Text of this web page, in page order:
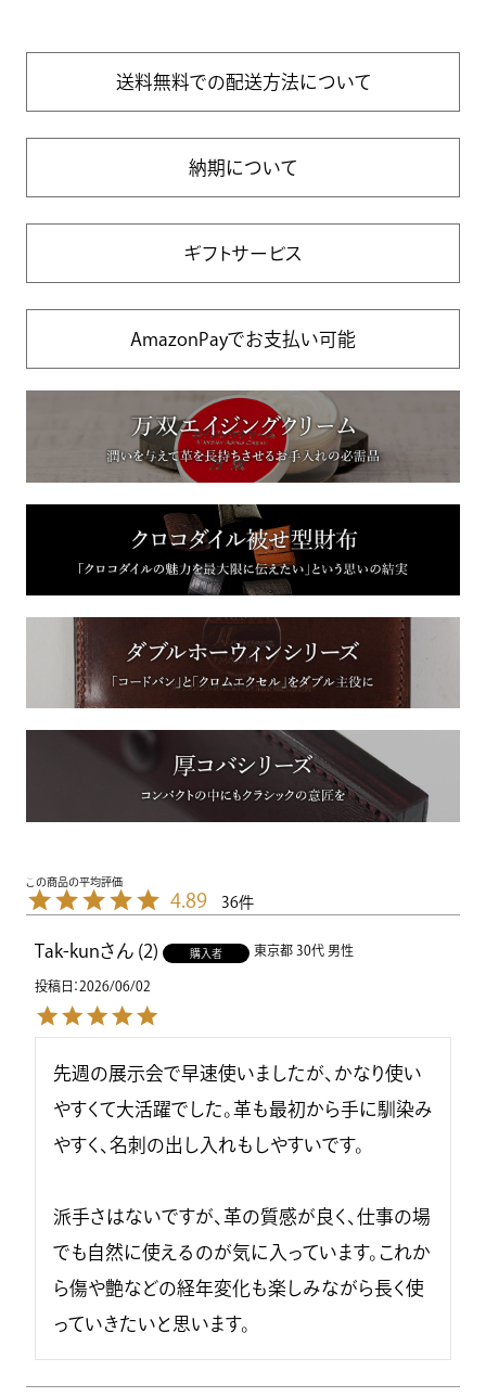
送料無料での配送方法について
納期について
ギフトサービス
AmazonPayでお支払い可能
4.89 36
Tak-kun 2 購入者 東京都 30代 男性
投稿日 2026/06/02
先週の展示会で早速使いましたが、かなり使い
やすくて大活躍でした。革も最初から手に馴染み
やすく、名刺の出し入れもしやすいです。
派手さはないですが、革の質感が良く、仕事の場
でも自然に使えるのが気に入っています。これか
ら傷や艶などの経年変化も楽しみながら長く使
っていきたいと思います。